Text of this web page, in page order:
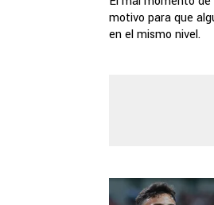
motivo para que
en el mismo nivel.